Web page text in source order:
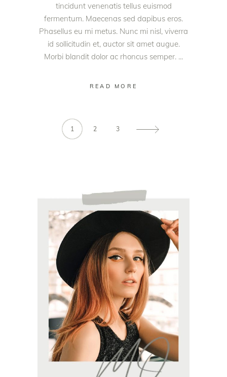
tincidunt venenatis tellus euismod
fermentum. Maecenas sed dapibus eros.
Phasellus eu mi metus. Nunc mi nisl, viverra
id sollicitudin et, auctor sit amet augue.
Morbi blandit dolor ac rhoncus semper.
READ MORE
1 2 3